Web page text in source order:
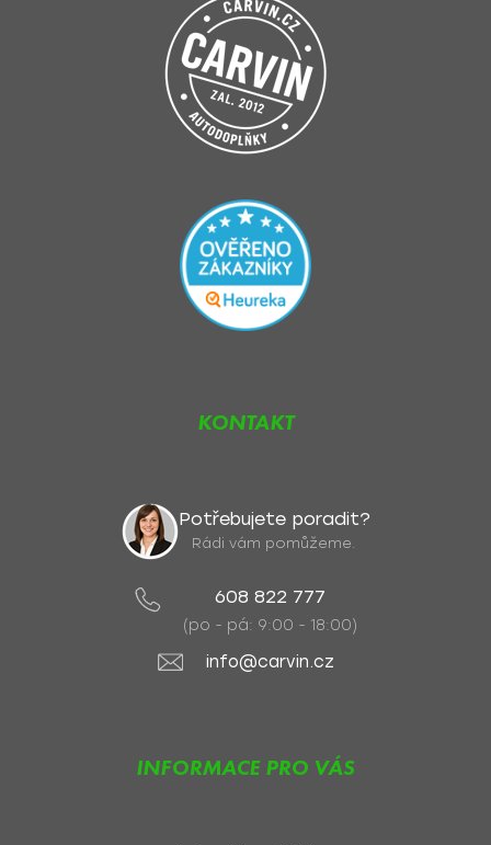
KONTAKT
Potřebujete poradit?
Rádi vám pomůžeme.
608 822 777
(po - pá: 9:00 - 18:00)
info@carvin.cz
INFORMACE PRO VÁS